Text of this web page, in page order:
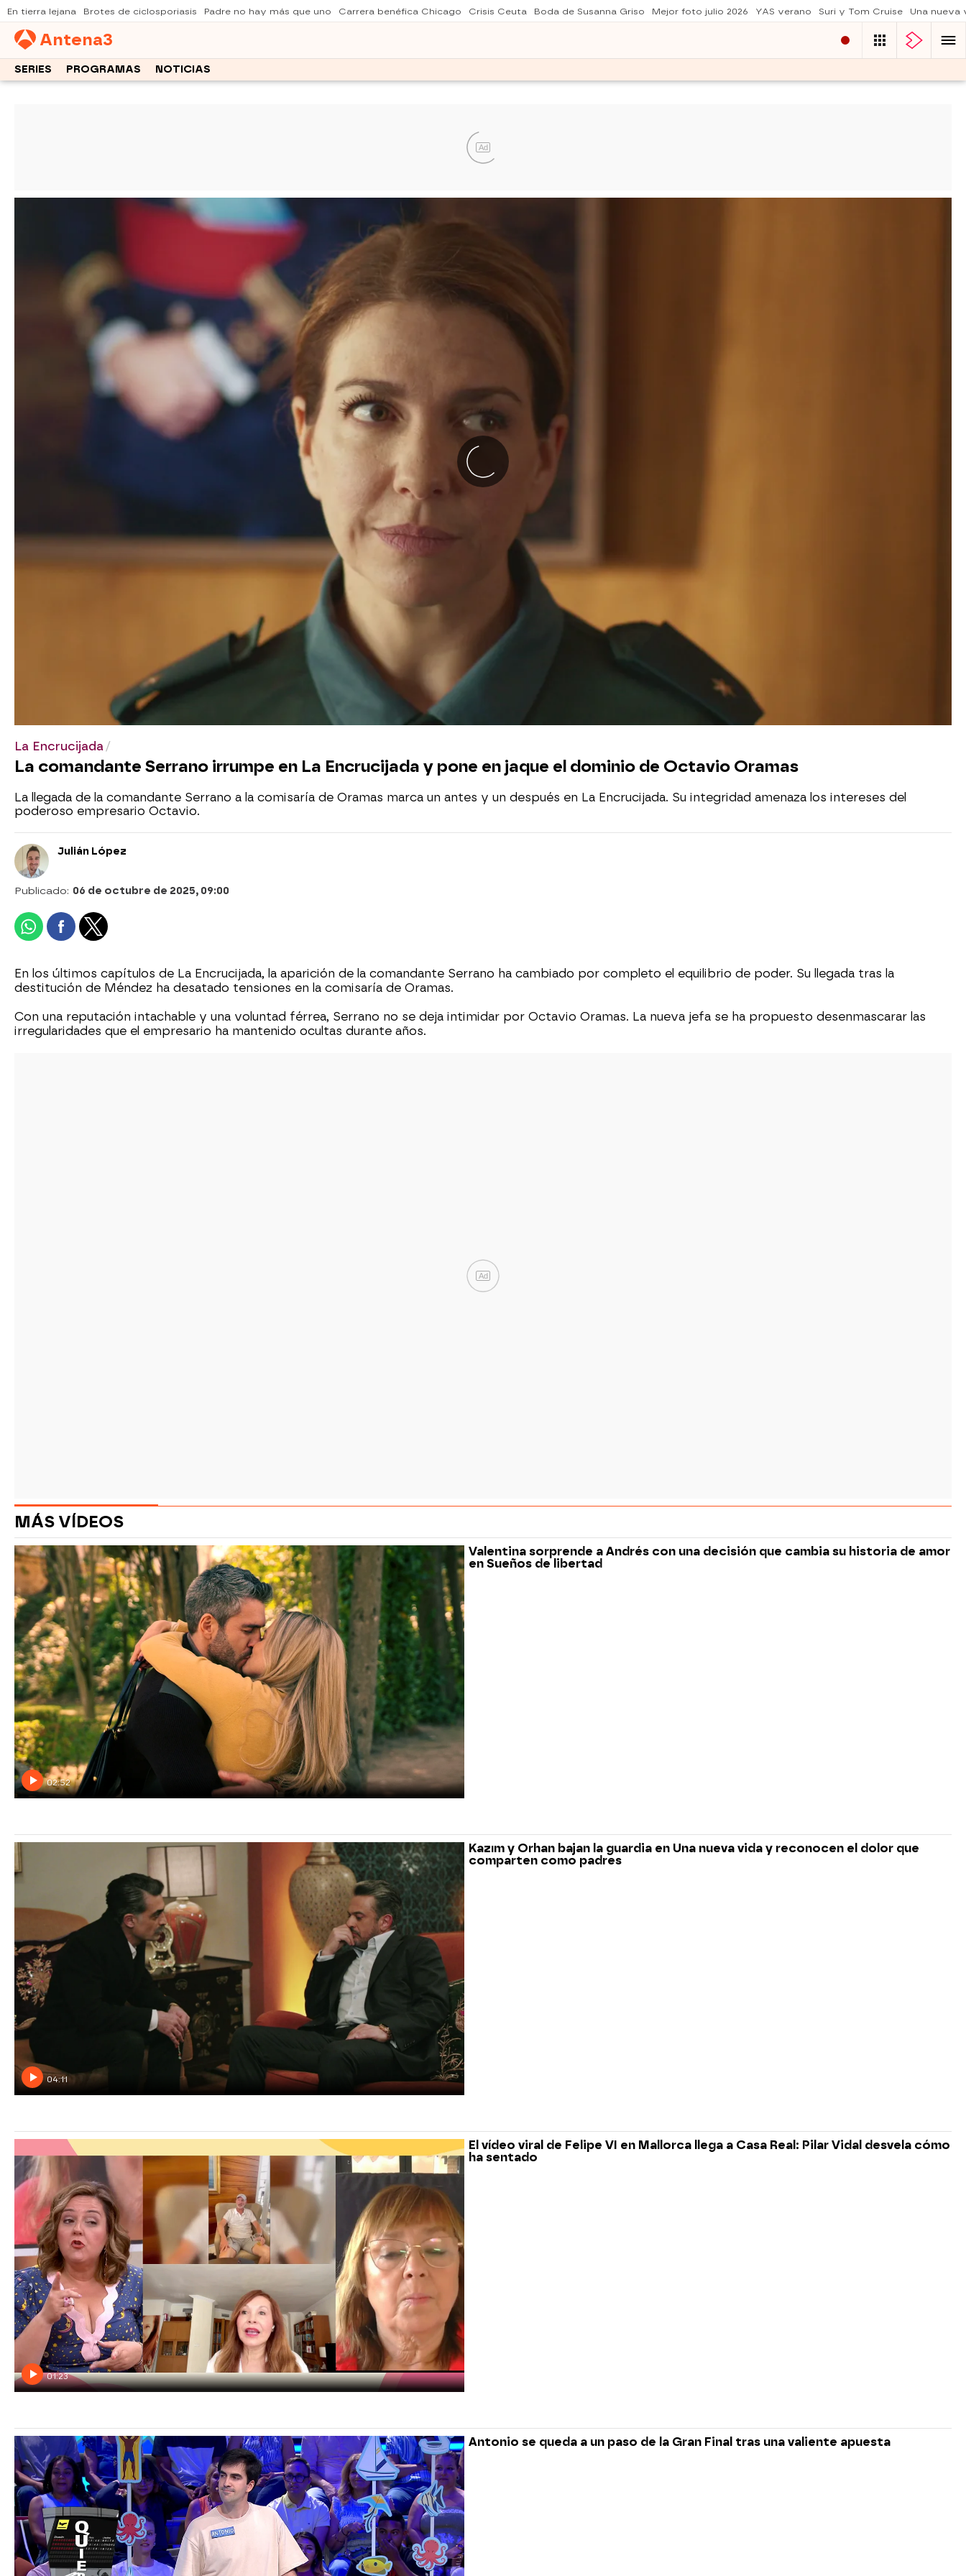
En tierra lejana Brotes de ciclosporiasis Padre no hay más que uno Carrera benéfica Chicago Crisis Ceuta Boda de Susanna Griso Mejor foto julio 2026 YAS verano Suri y Tom Cruise Una nueva
Antena3
SERIES PROGRAMAS NOTICIAS
Ad
La Encrucijada
La comandante Serrano irrumpe en La Encrucijada y pone en jaque el dominio de Octavio Oramas
La llegada de la comandante Serrano a la comisaría de Oramas marca un antes y un después en La Encrucijada. Su integridad amenaza los intereses del
poderoso empresario Octavio.
Julián López
Publicado: 06 de octubre de 2025, 09:00
En los últimos capítulos de La Encrucijada, la aparición de la comandante Serrano ha cambiado por completo el equilibrio de poder. Su llegada tras la
destitución de Méndez ha desatado tensiones en la comisaría de Oramas.
Con una reputación intachable y una voluntad férrea, Serrano no se deja intimidar por Octavio Oramas. La nueva jefa se ha propuesto desenmascarar las
irregularidades que el empresario ha mantenido ocultas durante años.
Ad
MÁS VÍDEOS
02:52
Valentina sorprende a Andrés con una decisión que cambia su historia de amor
en Sueños de libertad
04:11
Kazım y Orhan bajan la guardia en Una nueva vida y reconocen el dolor que
comparten como padres
01:23
El vídeo viral de Felipe VI en Mallorca llega a Casa Real: Pilar Vidal desvela cómo
ha sentado
Antonio se queda a un paso de la Gran Final tras una valiente apuesta